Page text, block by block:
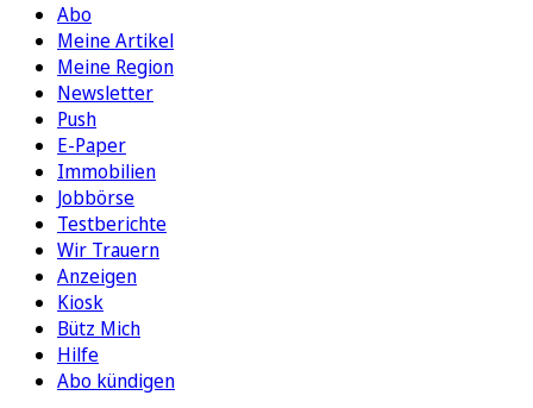
Abo
Meine Artikel
Meine Region
Newsletter
Push
E-Paper
Immobilien
Jobbörse
Testberichte
Wir Trauern
Anzeigen
Kiosk
Bütz Mich
Hilfe
Abo kündigen